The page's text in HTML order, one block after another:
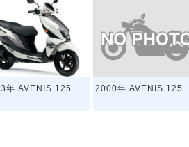
年 AVENIS 125 2000年 AVENIS 125